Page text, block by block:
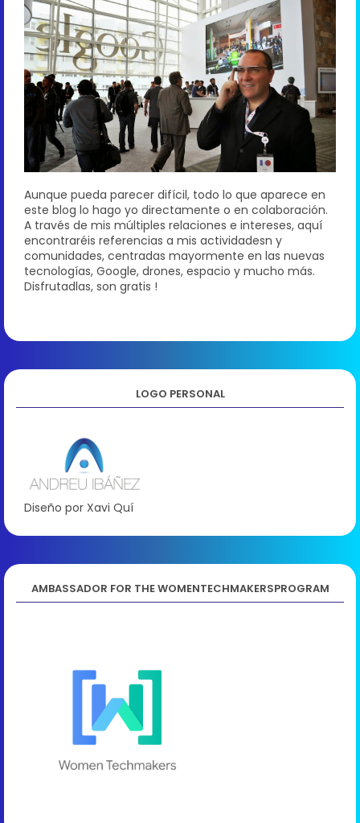
Aunque pueda parecer difícil, todo lo que aparece en
este blog lo hago yo directamente o en colaboración.
A través de mis múltiples relaciones e intereses, aquí
encontraréis referencias a mis actividadesn y
comunidades, centradas mayormente en las nuevas
tecnologías, Google, drones, espacio y mucho más.
Disfrutadlas, son gratis !
LOGO PERSONAL
Diseño por Xavi Quí
AMBASSADOR FOR THE WOMENTECHMAKERSPROGRAM